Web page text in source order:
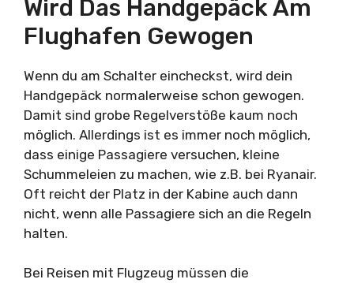
Wird Das Handgepäck Am
Flughafen Gewogen
Wenn du am Schalter eincheckst, wird dein
Handgepäck normalerweise schon gewogen.
Damit sind grobe Regelverstöße kaum noch
möglich. Allerdings ist es immer noch möglich,
dass einige Passagiere versuchen, kleine
Schummeleien zu machen, wie z.B. bei Ryanair.
Oft reicht der Platz in der Kabine auch dann
nicht, wenn alle Passagiere sich an die Regeln
halten.
Bei Reisen mit Flugzeug müssen die